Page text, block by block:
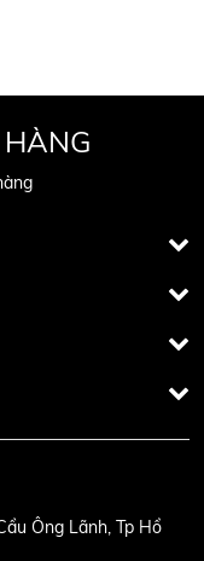
Ông Lãnh, Tp Hồ